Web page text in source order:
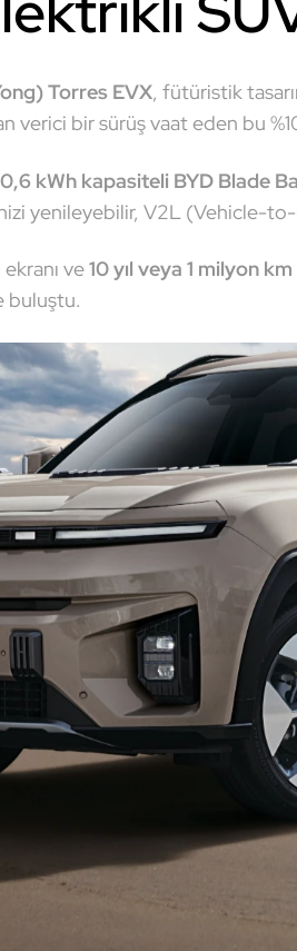
Torres EVX, fütüristik
verici bir sürüş vaat eden bu
kWh kapasiteli BYD Blade
yenileyebilir, V2L (Vehicle-
ve10 yıl veya 1 milyon
buluştu.